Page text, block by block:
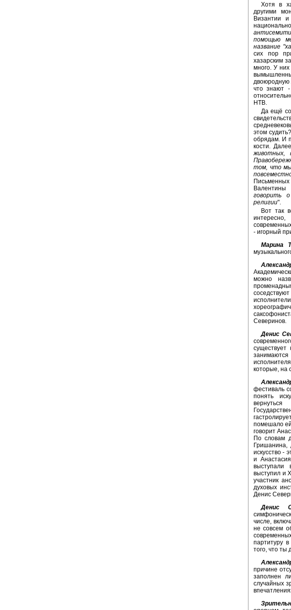
Хотя в
другими
Византии
помощью
название
сих пор
хазарским
много. У них
двоюродную
что знают
НТВ.
Да ещё
этом
обрядам. И
кости.
животных,
том, что мы
Письменных
говорить
религии".
Вот так
- игорный
Марина
можно
Северинов.
Денис
которые, на
фестиваль
понять
помешало
говорит
По словам
Гришанина,
искусство -
и
выступали
выступил и
участник
духовых
Денис
Денис
числе,
не совсем
партитуру
того, что ты
причине
заполнен
случайных